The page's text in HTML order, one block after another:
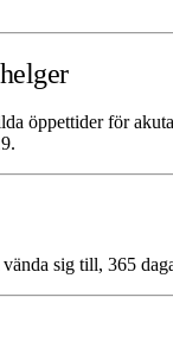
öppettider för
sig till, 365